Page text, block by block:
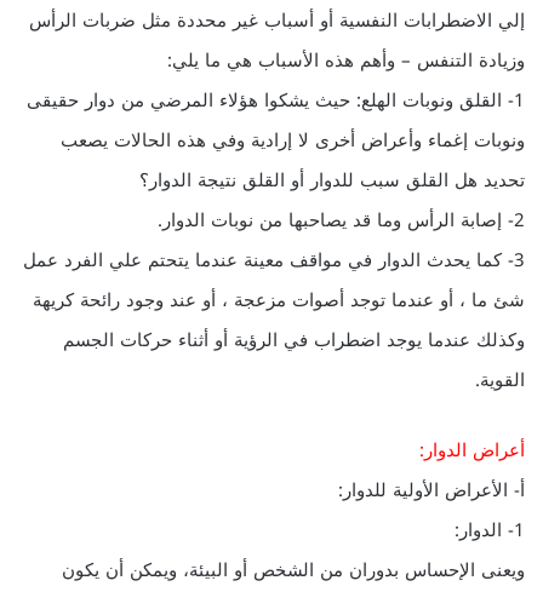
إلي الاضطرابات النفسية أو أسباب غير محددة مثل ضربات الرأس
وزيادة التنفس – وأهم هذه الأسباب هي ما يلي:
1- القلق ونوبات الهلع: حيث يشكوا هؤلاء المرضي من دوار حقيقى
ونوبات إغماء وأعراض أخرى لا إرادية وفي هذه الحالات يصعب
تحديد هل القلق سبب للدوار أو القلق نتيجة الدوار؟
2- إصابة الرأس وما قد يصاحبها من نوبات الدوار.
3- كما يحدث الدوار في مواقف معينة عندما يتحتم علي الفرد عمل
شئ ما ، أو عندما توجد أصوات مزعجة ، أو عند وجود رائحة كريهة
وكذلك عندما يوجد اضطراب في الرؤية أو أثناء حركات الجسم
القوية.
أعراض الدوار:
أ- الأعراض الأولية للدوار:
1- الدوار:
ويعنى الإحساس بدوران من الشخص أو البيئة، ويمكن أن يكون